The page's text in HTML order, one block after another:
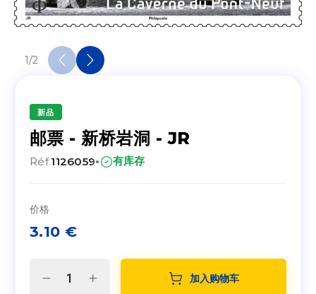
1/2
新品
邮票 - 新桥岩洞 - JR
Réf.1126059· 有库存
价格
3.10 €
加入购物车